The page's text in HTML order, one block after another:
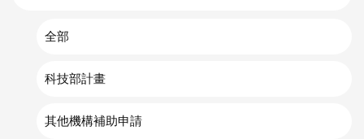
全部
科技部計畫
其他機構補助申請